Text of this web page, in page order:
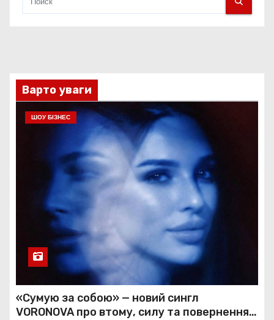
Варто уваги
ШОУ БІЗНЕС
«Сумую за собою» — новий сингл
VORONOVA про втому, силу та повернення